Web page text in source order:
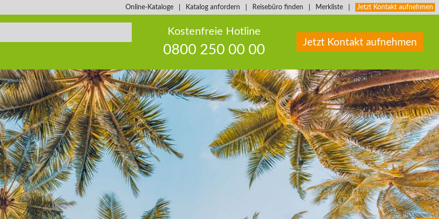
Online-Kataloge Katalog anfordern Reisebüro finden Merkliste Jetzt Kontakt aufnehmen
Kostenfreie Hotline
0800 250 00 00
Jetzt Kontakt aufnehmen